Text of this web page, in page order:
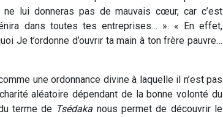
lui donneras pas de mauvais cœur, car c’est
dans toutes tes entreprises… ». « En effet,
Je t’ordonne d’ouvrir ta main à ton frère pauvre…
une ordonnance divine à laquelle il n’est pas
aléatoire dépendant de la bonne volonté du
terme de Tsédaka nous permet de découvrir le